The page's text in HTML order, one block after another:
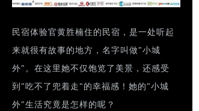
民宿体验官黄胜楠住的民宿，是一处听起
来就很有故事的地方，名字叫做"小城
外"。在这里她不仅饱览了美景，还感受
到"吃不了兜着走"的幸福感！她的"小城
外"生活究竟是怎样的呢？